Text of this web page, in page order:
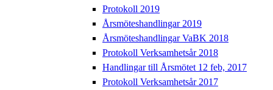
Protokoll 2019
Årsmöteshandlingar 2019
Årsmöteshandlingar VaBK 2018
Protokoll Verksamhetsår 2018
Handlingar till Årsmötet 12 feb, 2017
Protokoll Verksamhetsår 2017